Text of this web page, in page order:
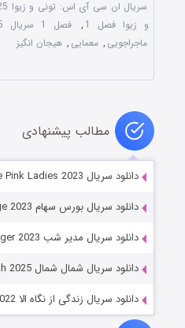
سریال ان سی آی اس: تونی و زیوا 2025
و زیوا فصل 1
, فصل 1 سریال NCIS: Tony and Ziva 2025
ماجراجویی , معمایی , هیجان انگیز
مطالب پیشنهادی
دانلود سریال Grease: Rise of the Pink Ladies 2023
دانلود سریال بورس سهام The Exchange 2023
دانلود سریال مدیر شب The Night Manager 2023
دانلود سریال شمال شمال North of North 2025
دانلود سریال زندگی از نگاه الا Life by Ella 2022